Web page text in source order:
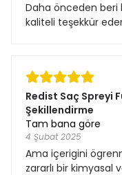
Daha önceden beri
kaliteli teşekkür
Redist Saç Spreyi
Şekillendirme
Tam bana göre
4 Şubat 2025
Ama içerigini
zararlı bir kimyasal